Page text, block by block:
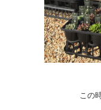
この